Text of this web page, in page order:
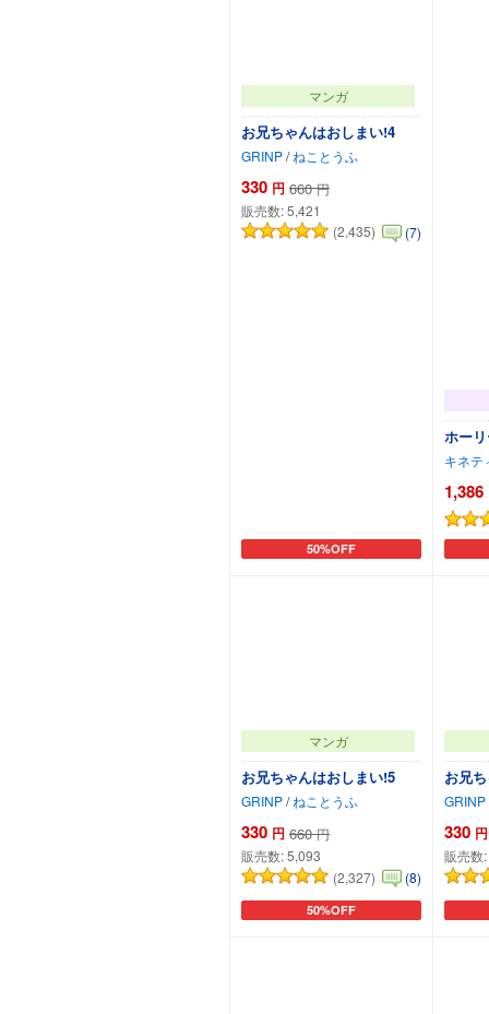
マンガ
お兄ちゃんはおしまい!4
GRINP/ねことうふ
330 円 660 円
販売数:5,421
(2,435)
(7)
50%OFF
カートに追加
ホー
キネテ
1,386
マンガ
お兄ちゃんはおしまい!5
GRINP/ねことうふ
330 円 660 円
販売数:5,093
(2,327)
(8)
50%OFF
カートに追加
お兄
GRINP
330 円
販売数: